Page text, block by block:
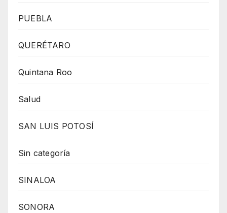
PUEBLA
QUERÉTARO
Quintana Roo
Salud
SAN LUIS POTOSÍ
Sin categoría
SINALOA
SONORA